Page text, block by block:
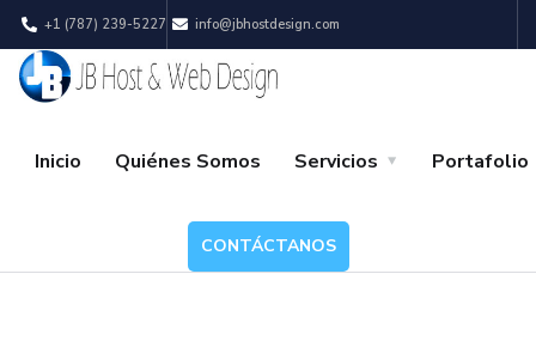
+1 (787) 239-5227 info@jbhostdesign.com
Inicio Quiénes Somos Servicios Portafolio
CONTÁCTANOS